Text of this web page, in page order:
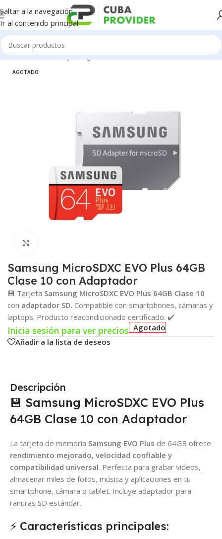
Saltar a la navegación
Ir al contenido principal
Inicio/Accesorios y Gadgets/Memorias Flash & SD
AGOTADO
Samsung MicroSDXC EVO Plus 64GB
Clase 10 con Adaptador
💾 Tarjeta Samsung MicroSDXC EVO Plus 64GB Clase 10
con adaptador SD. Compatible con smartphones, cámaras y
laptops. Producto reacondicionado certificado. ✔️
Inicia sesión para ver precios Agotado
Añadir a la lista de deseos
Descripción
💾 Samsung MicroSDXC EVO Plus
64GB Clase 10 con Adaptador
La tarjeta de memoria Samsung EVO Plus de 64GB ofrece
rendimiento mejorado, velocidad confiable y
compatibilidad universal. Perfecta para grabar videos,
almacenar miles de fotos, música y aplicaciones en tu
smartphone, cámara o tablet. Incluye adaptador para
ranuras SD estándar.
⚡ Características principales: